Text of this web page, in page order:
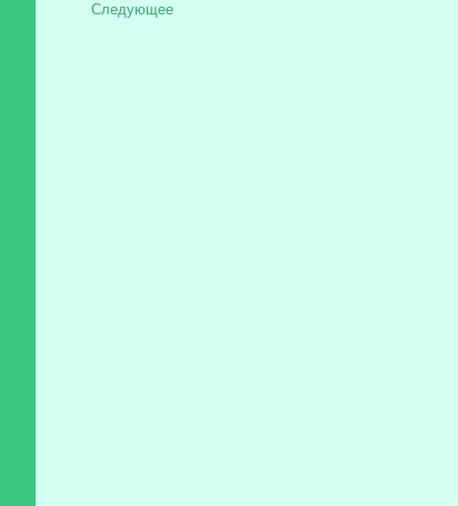
Следующее